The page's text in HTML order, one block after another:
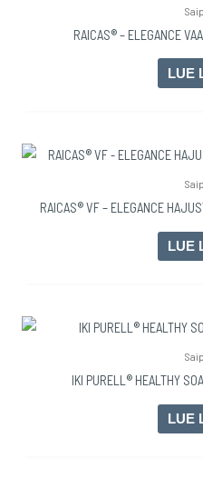
RAICAS® – ELEGANCE
LUE
RAICAS® VF – ELEGANCE
LUE
IKI PURELL® HEALTHY
LUE